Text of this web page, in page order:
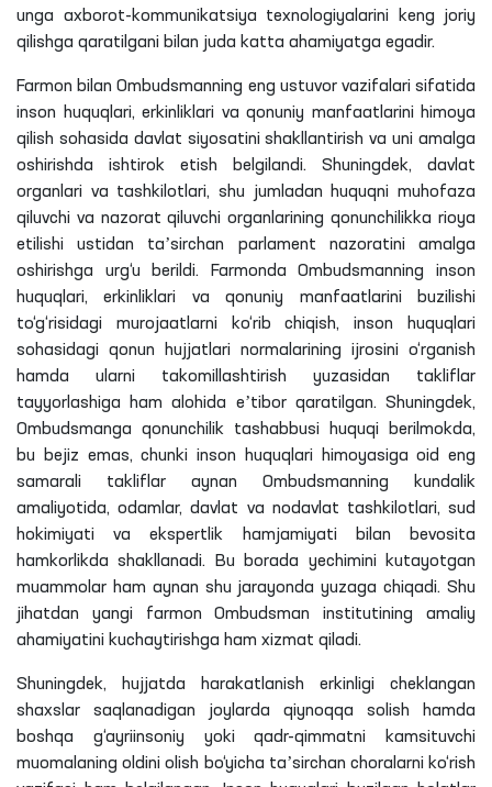
unga axborot-kommunikatsiya texnologiyalarini keng joriy
qilishga qaratilgani bilan juda katta ahamiyatga egadir.
Farmon bilan Ombudsmanning eng ustuvor vazifalari sifatida
inson huquqlari, erkinliklari va qonuniy manfaatlarini himoya
qilish sohasida davlat siyosatini shakllantirish va uni amalga
oshirishda ishtirok etish belgilandi. Shuningdek, davlat
organlari va tashkilotlari, shu jumladan huquqni muhofaza
qiluvchi va nazorat qiluvchi organlarining qonunchilikka rioya
etilishi ustidan taʼsirchan parlament nazoratini amalga
oshirishga urg‘u berildi. Farmonda Ombudsmanning inson
huquqlari, erkinliklari va qonuniy manfaatlarini buzilishi
to‘g‘risidagi murojaatlarni ko‘rib chiqish, inson huquqlari
sohasidagi qonun hujjatlari normalarining ijrosini o‘rganish
hamda ularni takomillashtirish yuzasidan takliflar
tayyorlashiga ham alohida eʼtibor qaratilgan. Shuningdek,
Ombudsmanga qonunchilik tashabbusi huquqi berilmokda,
bu bejiz emas, chunki inson huquqlari himoyasiga oid eng
samarali takliflar aynan Ombudsmanning kundalik
amaliyotida, odamlar, davlat va nodavlat tashkilotlari, sud
hokimiyati va ekspertlik hamjamiyati bilan bevosita
hamkorlikda shakllanadi. Bu borada yechimini kutayotgan
muammolar ham aynan shu jarayonda yuzaga chiqadi. Shu
jihatdan yangi farmon Ombudsman institutining amaliy
ahamiyatini kuchaytirishga ham xizmat qiladi.
Shuningdek, hujjatda harakatlanish erkinligi cheklangan
shaxslar saqlanadigan joylarda qiynoqqa solish hamda
boshqa g‘ayriinsoniy yoki qadr-qimmatni kamsituvchi
muomalaning oldini olish bo‘yicha taʼsirchan choralarni ko‘rish